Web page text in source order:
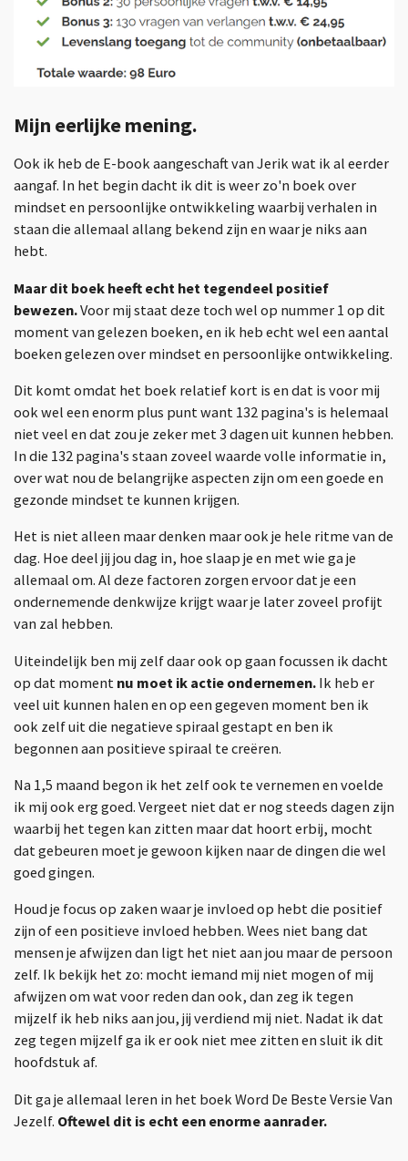
Mijn eerlijke mening.
Ook ik heb de E-book aangeschaft van Jerik wat ik al eerder
aangaf. In het begin dacht ik dit is weer zo'n boek over
mindset en persoonlijke ontwikkeling waarbij verhalen in
staan die allemaal allang bekend zijn en waar je niks aan
hebt.
Maar dit boek heeft echt het tegendeel positief
bewezen.Voor mij staat deze toch wel op nummer 1 op dit
moment van gelezen boeken, en ik heb echt wel een aantal
boeken gelezen over mindset en persoonlijke ontwikkeling.
Dit komt omdat het boek relatief kort is en dat is voor mij
ook wel een enorm plus punt want 132 pagina's is helemaal
niet veel en dat zou je zeker met 3 dagen uit kunnen hebben.
In die 132 pagina's staan zoveel waarde volle informatie in,
over wat nou de belangrijke aspecten zijn om een goede en
gezonde mindset te kunnen krijgen.
Het is niet alleen maar denken maar ook je hele ritme van de
dag. Hoe deel jij jou dag in, hoe slaap je en met wie ga je
allemaal om. Al deze factoren zorgen ervoor dat je een
ondernemende denkwijze krijgt waar je later zoveel profijt
van zal hebben.
Uiteindelijk ben mij zelf daar ook op gaan focussen ik dacht
op dat moment nu moet ik actie ondernemen. Ik heb er
veel uit kunnen halen en op een gegeven moment ben ik
ook zelf uit die negatieve spiraal gestapt en ben ik
begonnen aan positieve spiraal te creëren.
Na 1,5 maand begon ik het zelf ook te vernemen en voelde
ik mij ook erg goed. Vergeet niet dat er nog steeds dagen zijn
waarbij het tegen kan zitten maar dat hoort erbij, mocht
dat gebeuren moet je gewoon kijken naar de dingen die wel
goed gingen.
Houd je focus op zaken waar je invloed op hebt die positief
zijn of een positieve invloed hebben. Wees niet bang dat
mensen je afwijzen dan ligt het niet aan jou maar de persoon
zelf. Ik bekijk het zo: mocht iemand mij niet mogen of mij
afwijzen om wat voor reden dan ook, dan zeg ik tegen
mijzelf ik heb niks aan jou, jij verdiend mij niet. Nadat ik dat
zeg tegen mijzelf ga ik er ook niet mee zitten en sluit ik dit
hoofdstuk af.
Dit ga je allemaal leren in het boek Word De Beste Versie Van
Jezelf. Oftewel dit is echt een enorme aanrader.